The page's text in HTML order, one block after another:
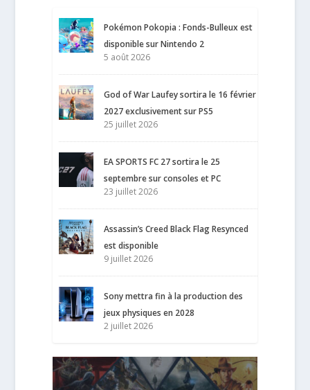
Pokémon Pokopia : Fonds-Bulleux est
disponible sur Nintendo 2
5 août 2026
God of War Laufey sortira le 16 février
2027 exclusivement sur PS5
25 juillet 2026
EA SPORTS FC 27 sortira le 25
septembre sur consoles et PC
23 juillet 2026
Assassin’s Creed Black Flag Resynced
est disponible
9 juillet 2026
Sony mettra fin à la production des
jeux physiques en 2028
2 juillet 2026